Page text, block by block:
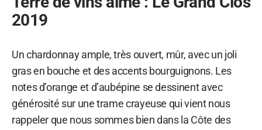
2019
Un chardonnay ample, très ouvert, mûr, avec un joli
gras en bouche et des accents bourguignons. Les
notes d’orange et d’aubépine se dessinent avec
générosité sur une trame crayeuse qui vient nous
rappeler que nous sommes bien dans la Côte des